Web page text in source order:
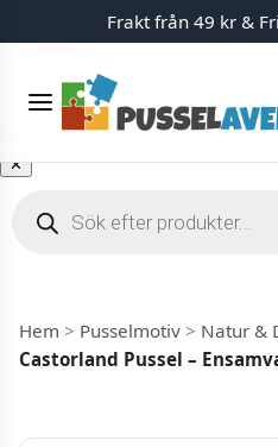
Hoppa till innehåll
Frakt från 49 kr &
Meny
✕
Hem > Pusselmotiv > Natur &
Castorland Pussel –